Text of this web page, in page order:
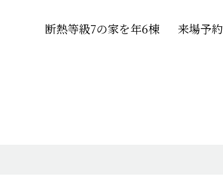
断熱等級7の家を年6棟 来場予約